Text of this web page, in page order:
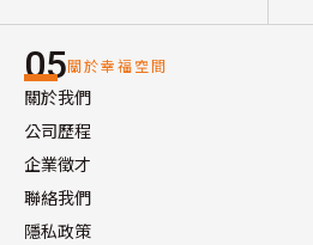
05關於幸福空間
關於我們
公司歷程
企業徵才
聯絡我們
隱私政策